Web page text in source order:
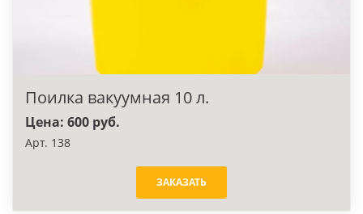
Поилка вакуумная 10 л.
Цена: 600 руб.
Арт. 138
ЗАКАЗАТЬ